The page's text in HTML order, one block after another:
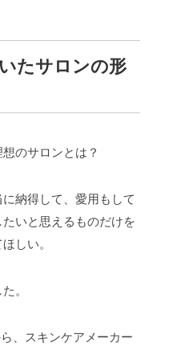
たサロンの形
のサロンとは？
納得して、愛用もして
いと思えるものだけを
しい。
。
、スキンケアメーカー